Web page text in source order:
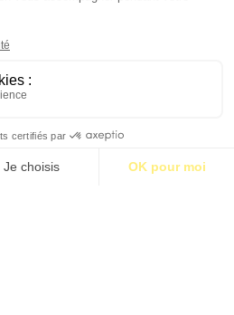
nous ?
Mentions légales |Politique de confidentialité
1€ S’abonner